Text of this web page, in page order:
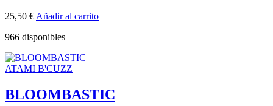
25,50 € Añadir al carrito
966 disponibles
ATAMI B'CUZZ
BLOOMBASTIC